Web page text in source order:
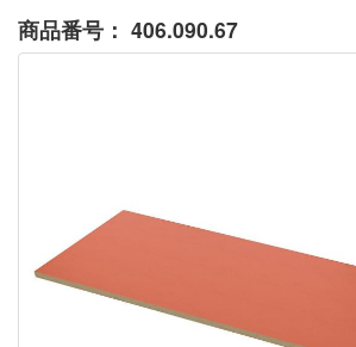
商品番号： 406.090.67